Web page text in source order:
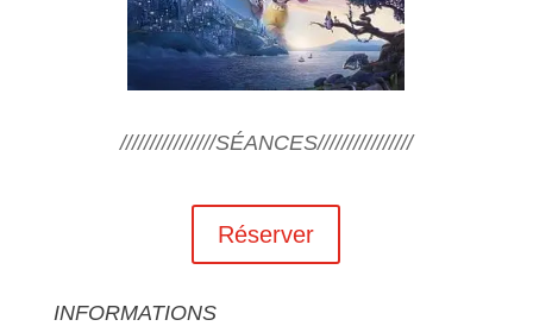
////////////////SÉANCES////////////////
Réserver
INFORMATIONS